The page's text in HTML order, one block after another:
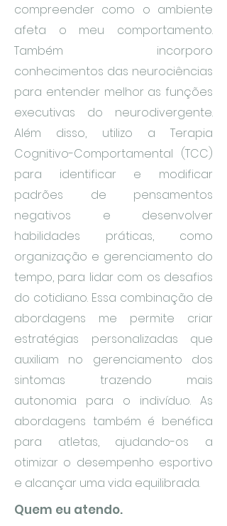
compreender como o ambiente
afeta o meu comportamento.
Também incorporo
conhecimentos das neurociências
para entender melhor as funções
executivas do neurodivergente.
Além disso, utilizo a Terapia
Cognitivo-Comportamental (TCC)
para identificar e modificar
padrões de pensamentos
negativos e desenvolver
habilidades práticas, como
organização e gerenciamento do
tempo, para lidar com os desafios
do cotidiano. Essa combinação de
abordagens me permite criar
estratégias personalizadas que
auxiliam no gerenciamento dos
sintomas trazendo mais
autonomia para o indivíduo. As
abordagens também é benéfica
para atletas, ajudando-os a
otimizar o desempenho esportivo
e alcançar uma vida equilibrada.
Quem eu atendo.